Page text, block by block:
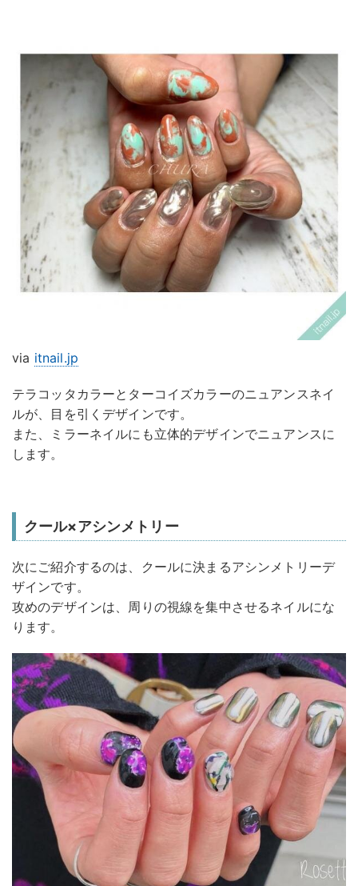
via itnail.jp
テラコッタカラーとターコイズカラーのニュアンスネイ
ルが、目を引くデザインです。
また、ミラーネイルにも立体的デザインでニュアンスに
します。
クール×アシンメトリー
次にご紹介するのは、クールに決まるアシンメトリーデ
ザインです。
攻めのデザインは、周りの視線を集中させるネイルにな
ります。